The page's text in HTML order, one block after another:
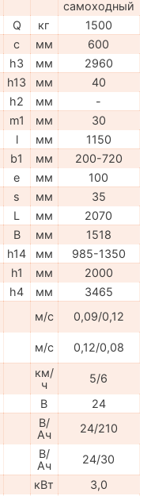
самоходный
Q кг
1500
c мм
600
h3 мм
2960
h13 мм
40
h2 мм
-
m1 мм
30
l мм
1150
b1 мм
200-720
e мм
100
s мм
35
L мм
2070
B мм
1518
h14 мм
985-1350
h1 мм
2000
h4 мм
3465
м/с
0,09/0,12
м/с
0,12/0,08
км/
ч
5/6
В
24
В/
Ач
24/210
В/
Ач
24/30
кВт
3,0